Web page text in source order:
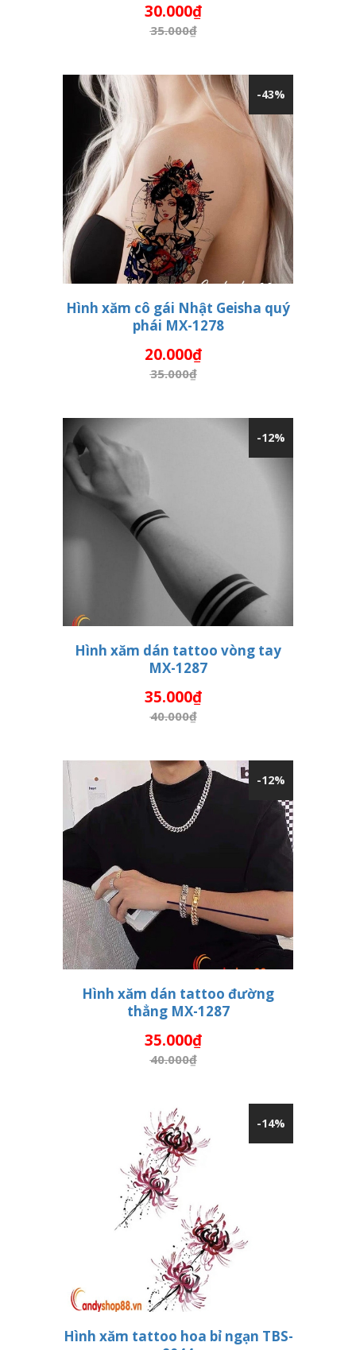
THÊM VÀO GIỎ HÀNG
30.000₫
35.000₫
-43%
Hình xăm cô gái Nhật Geisha quý
phái MX-1278
20.000₫
35.000₫
-12%
THÊM VÀO GIỎ HÀNG
Hình xăm dán tattoo vòng tay
MX-1287
35.000₫
40.000₫
-12%
Hình xăm dán tattoo đường
thẳng MX-1287
35.000₫
40.000₫
-14%
Hình xăm tattoo hoa bỉ ngạn TBS-